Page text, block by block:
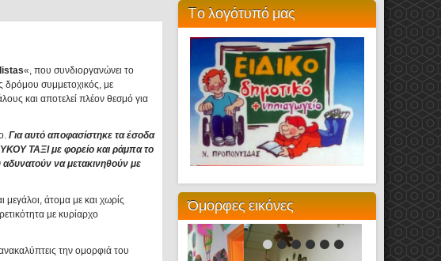
«, που συνδιοργανώνει το
δρόμου συμμετοχικός, με
και αποτελεί πλέον θεσμό για
Για αυτό αποφασίστηκε τα έσοδα
ΤΑΞΙ με φορείο και ράμπα το
να μετακινηθούν με
μεγάλοι, άτομα με και χωρίς
με κυρίαρχο
την ομορφιά του
Tο λογότυπό μας
Όμορφες εικόνες